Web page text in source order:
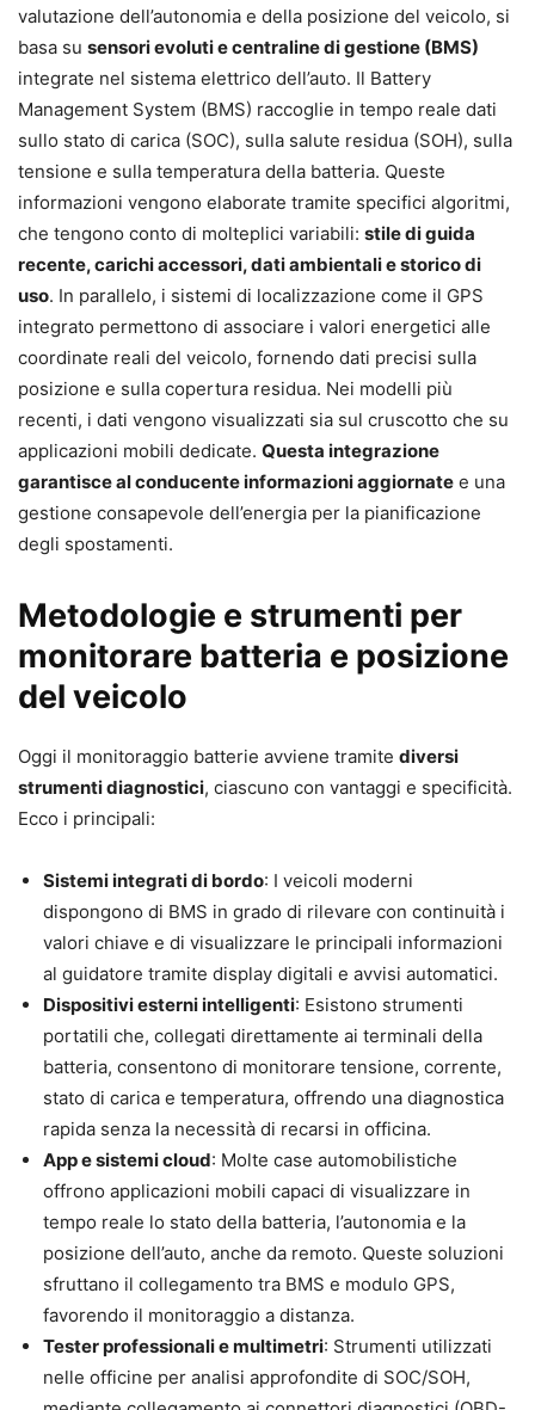
valutazione dell’autonomia e della posizione del veicolo, si
basa su sensori evoluti e centraline di gestione (BMS)
integrate nel sistema elettrico dell’auto. Il Battery
Management System (BMS) raccoglie in tempo reale dati
sullo stato di carica (SOC), sulla salute residua (SOH), sulla
tensione e sulla temperatura della batteria. Queste
informazioni vengono elaborate tramite specifici algoritmi,
che tengono conto di molteplici variabili: stile di guida
recente, carichi accessori, dati ambientali e storico di
uso. In parallelo, i sistemi di localizzazione come il GPS
integrato permettono di associare i valori energetici alle
coordinate reali del veicolo, fornendo dati precisi sulla
posizione e sulla copertura residua. Nei modelli più
recenti, i dati vengono visualizzati sia sul cruscotto che su
applicazioni mobili dedicate. Questa integrazione
garantisce al conducente informazioni aggiornate e una
gestione consapevole dell’energia per la pianificazione
degli spostamenti.
Metodologie e strumenti per
monitorare batteria e posizione
del veicolo
Oggi il monitoraggio batterie avviene tramite diversi
strumenti diagnostici, ciascuno con vantaggi e specificità.
Ecco i principali:
Sistemi integrati di bordo: I veicoli moderni
dispongono di BMS in grado di rilevare con continuità i
valori chiave e di visualizzare le principali informazioni
al guidatore tramite display digitali e avvisi automatici.
Dispositivi esterni intelligenti: Esistono strumenti
portatili che, collegati direttamente ai terminali della
batteria, consentono di monitorare tensione, corrente,
stato di carica e temperatura, offrendo una diagnostica
rapida senza la necessità di recarsi in officina.
App e sistemi cloud: Molte case automobilistiche
offrono applicazioni mobili capaci di visualizzare in
tempo reale lo stato della batteria, l’autonomia e la
posizione dell’auto, anche da remoto. Queste soluzioni
sfruttano il collegamento tra BMS e modulo GPS,
favorendo il monitoraggio a distanza.
Tester professionali e multimetri: Strumenti utilizzati
nelle officine per analisi approfondite di SOC/SOH,